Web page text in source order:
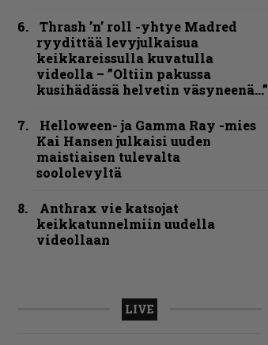
Thrash ’n’ roll -yhtye Madred
ryydittää levyjulkaisua
keikkareissulla kuvatulla
videolla – ”Oltiin pakussa
kusihädässä helvetin väsyneenä…”
Helloween- ja Gamma Ray -mies
Kai Hansen julkaisi uuden
maistiaisen tulevalta
soololevyltä
Anthrax vie katsojat
keikkatunnelmiin uudella
videollaan
LIVE